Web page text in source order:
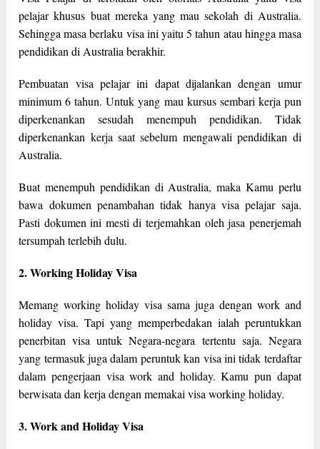
pelajar khusus buat mereka yang mau sekolah di Australia.
Sehingga masa berlaku visa ini yaitu 5 tahun atau hingga masa
pendidikan di Australia berakhir.
Pembuatan visa pelajar ini dapat dijalankan dengan umur
minimum 6 tahun. Untuk yang mau kursus sembari kerja pun
diperkenankan sesudah menempuh pendidikan. Tidak
diperkenankan kerja saat sebelum mengawali pendidikan di
Australia.
Buat menempuh pendidikan di Australia, maka Kamu perlu
bawa dokumen penambahan tidak hanya visa pelajar saja.
Pasti dokumen ini mesti di terjemahkan oleh jasa penerjemah
tersumpah terlebih dulu.
2. Working Holiday Visa
Memang working holiday visa sama juga dengan work and
holiday visa. Tapi yang memperbedakan ialah peruntukkan
penerbitan visa untuk Negara-negara tertentu saja. Negara
yang termasuk juga dalam peruntuk kan visa ini tidak terdaftar
dalam pengerjaan visa work and holiday. Kamu pun dapat
berwisata dan kerja dengan memakai visa working holiday.
3. Work and Holiday Visa